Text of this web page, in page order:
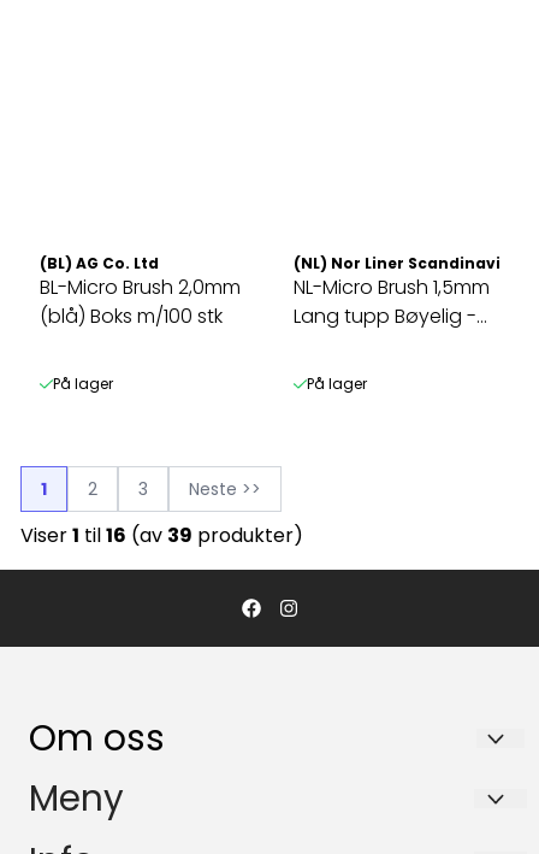
(BL) AG Co. Ltd
BL-Micro Brush 2,0mm
(blå) Boks m/100 stk
På lager
(NL) Nor Liner Scandinavia AS
NL-Micro Brush 1,5mm
Lang tupp Bøyelig -
På lager
1 2 3 Neste >>
Viser1 til16 (av 39 produkter)
Om oss
NOR LINER SCANDINAVIA AS
Pb. 43 / Sjøskogeveien 7
Meny
Tilbud